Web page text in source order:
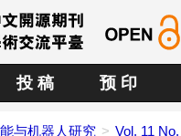
投 稿 预 印
与机器人研究 Vol. 11